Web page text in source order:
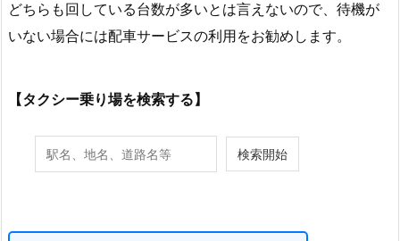
どちらも回している台数が多いとは言えないので、待機が
いない場合には配車サービスの利用をお勧めします。
【タクシー乗り場を検索する】